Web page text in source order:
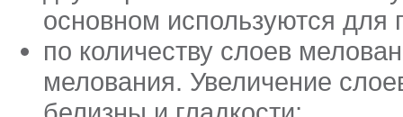
основном используются для
по количеству слоев
мелования. Увеличение